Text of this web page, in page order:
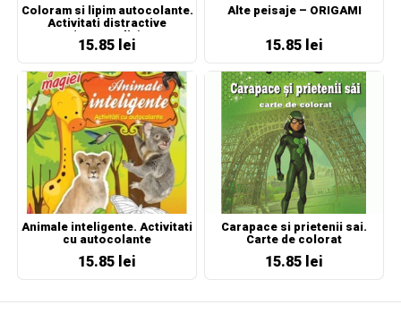
Coloram si lipim autocolante.
Activitati distractive
(portocaliu)
15.85 lei
Alte peisaje – ORIGAMI
15.85 lei
Animale inteligente. Activitati
cu autocolante
15.85 lei
Carapace si prietenii sai.
Carte de colorat
15.85 lei